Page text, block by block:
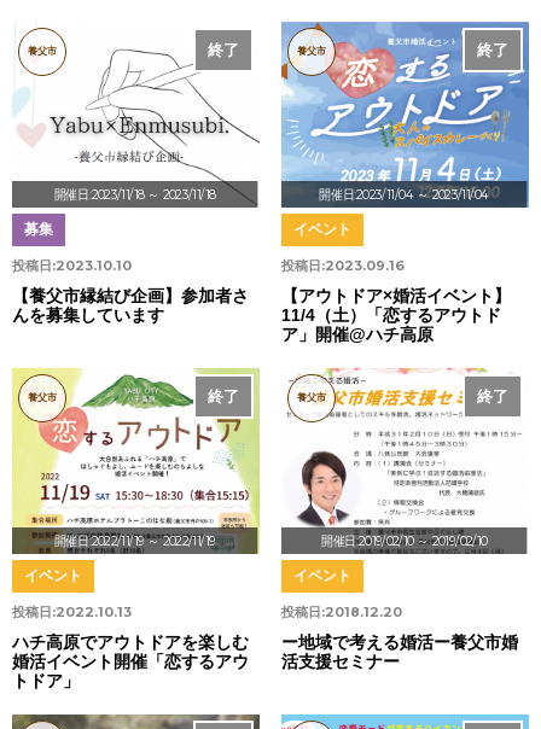
開催日:2023/11/18 ～ 2023/11/18
終了
養父市
投稿日:2023.10.10
募集
【養父市縁結び企画】参加者さ
んを募集しています
開催日:2023/11/04 ～ 2023/11/04
終了
養父市
投稿日:2023.09.16
イベント
【アウトドア×婚活イベント】
11/4（土）「恋するアウトド
ア」開催@ハチ高原
開催日:2022/11/19～ 2022/11/19
終了
養父市
投稿日:2022.10.13
イベント
ハチ高原でアウトドアを楽しむ
婚活イベント開催「恋するアウ
トドア」
開催日:2019/02/10 ～ 2019/02/10
終了
養父市
投稿日:2018.12.20
イベント
ー地域で考える婚活ー養父市婚
活支援セミナー